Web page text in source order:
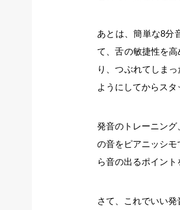
あとは、簡単な8分
て、舌の敏捷性を
り、つぶれてしま
ようにしてからス
発音のトレーニン
の音をピアニッシ
ら音の出るポイント
さて、これでいい